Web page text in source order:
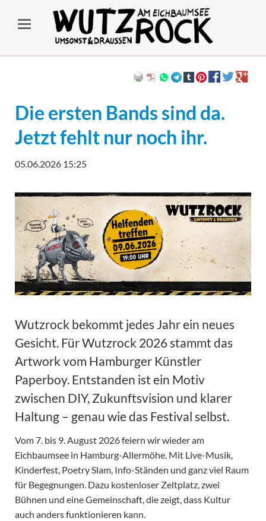
Die ersten Bands sind da.
Jetzt fehlt nur noch ihr.
05.06.2026 15:25
Wutzrock bekommt jedes Jahr ein neues
Gesicht. Für Wutzrock 2026 stammt das
Artwork vom Hamburger Künstler
Paperboy. Entstanden ist ein Motiv
zwischen DIY, Zukunftsvision und klarer
Haltung – genau wie das Festival selbst.
Vom 7. bis 9. August 2026 feiern wir wieder am
Eichbaumsee in Hamburg-Allermöhe. Mit Live-Musik,
Kinderfest, Poetry Slam, Info-Ständen und ganz viel Raum
für Begegnungen. Dazu kostenloser Zeltplatz, zwei
Bühnen und eine Gemeinschaft, die zeigt, dass Kultur
auch anders funktionieren kann.